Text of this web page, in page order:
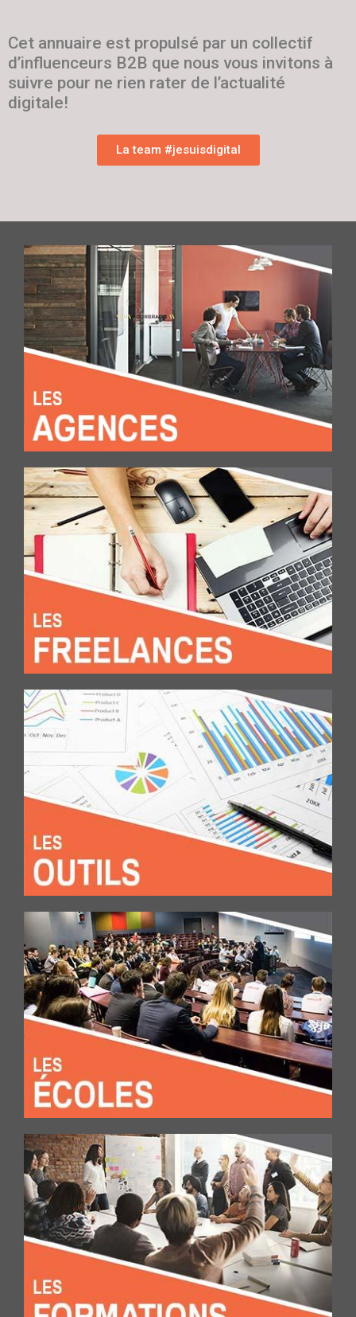
Cet annuaire est propulsé par un collectif
d’influenceurs B2B que nous vous invitons à
suivre pour ne rien rater de l’actualité
digitale!
La team #jesuisdigital